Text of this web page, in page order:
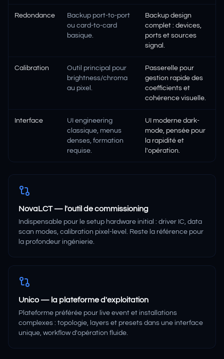
Redondance
Backup port-to-port
ou card-to-card
basique.
Backup design
complet : devices,
ports et sources
signal.
Calibration
Outil principal pour
brightness/chroma
au pixel.
Passerelle pour
gestion rapide des
coefficients et
cohérence visuelle.
Interface
UI engineering
classique, menus
denses, formation
requise.
UI moderne dark-
mode, pensée pour
la rapidité et
l'opération.
NovaLCT — l'outil de commissioning
Indispensable pour le setup hardware initial : driver IC, data
scan modes, calibration pixel-level. Reste la référence pour
la profondeur ingénierie.
Unico — la plateforme d'exploitation
Plateforme préférée pour live event et installations
complexes : topologie, layers et presets dans une interface
unique, workflow d'opération fluide.